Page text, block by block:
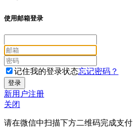
使用邮箱登录
记住我的登录状态忘记密码？
新用户注册
关闭
请在微信中扫描下方二维码完成支付